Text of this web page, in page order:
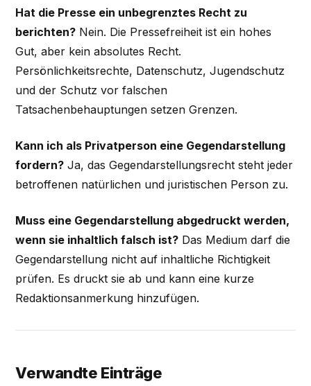
Hat die Presse ein unbegrenztes Recht zu
berichten? Nein. Die Pressefreiheit ist ein hohes
Gut, aber kein absolutes Recht.
Persönlichkeitsrechte, Datenschutz, Jugendschutz
und der Schutz vor falschen
Tatsachenbehauptungen setzen Grenzen.
Kann ich als Privatperson eine Gegendarstellung
fordern? Ja, das Gegendarstellungsrecht steht jeder
betroffenen natürlichen und juristischen Person zu.
Muss eine Gegendarstellung abgedruckt werden,
wenn sie inhaltlich falsch ist? Das Medium darf die
Gegendarstellung nicht auf inhaltliche Richtigkeit
prüfen. Es druckt sie ab und kann eine kurze
Redaktionsanmerkung hinzufügen.
Verwandte Einträge